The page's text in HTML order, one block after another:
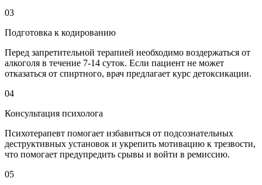
03
Подготовка к кодированию
Перед запретительной терапией необходимо воздержаться от
алкоголя в течение 7-14 суток. Если пациент не может
отказаться от спиртного, врач предлагает курс детоксикации.
04
Консультация психолога
Психотерапевт помогает избавиться от подсознательных
деструктивных установок и укрепить мотивацию к трезвости,
что помогает предупредить срывы и войти в ремиссию.
05